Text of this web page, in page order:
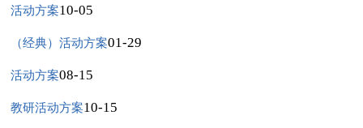
活动方案10-05
（经典）活动方案01-29
活动方案08-15
教研活动方案10-15